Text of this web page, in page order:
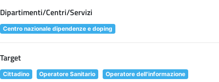
Dipartimenti/Centri/Servizi
Centro nazionale dipendenze e doping
Target
Cittadino Operatore Sanitario Operatore dell'informazione